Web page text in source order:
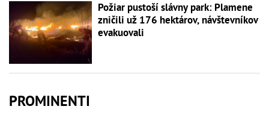
Požiar pustoší slávny park: Plamene
zničili už 176 hektárov, návštevníkov
evakuovali
PROMINENTI